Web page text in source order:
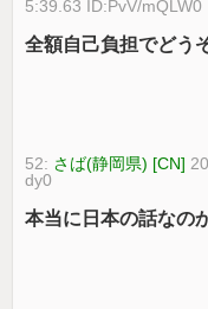
5:39.63 ID:PvV/mQLW0
全額自己負担でどう
52: さば(静岡県) [CN]
dy0
本当に日本の話なの